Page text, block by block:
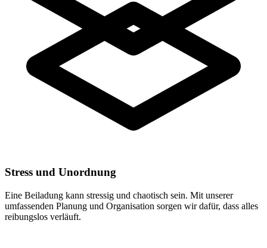
Stress und Unordnung
Eine Beiladung kann stressig und chaotisch sein. Mit unserer
umfassenden Planung und Organisation sorgen wir dafür, dass alles
reibungslos verläuft.